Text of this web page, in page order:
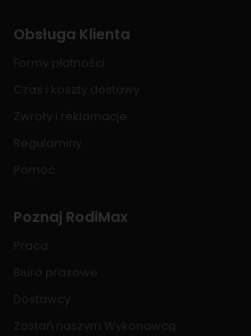
Obsługa Klienta
Poznaj RodiMax